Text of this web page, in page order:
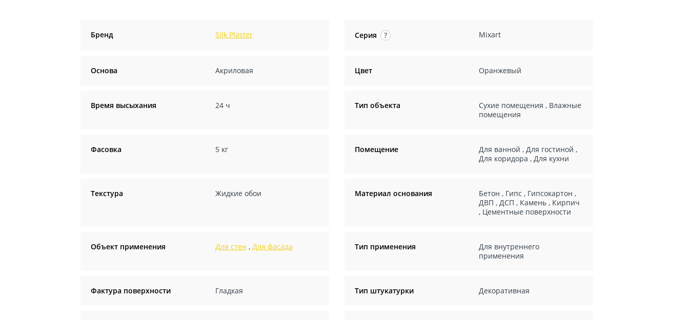
Бренд Silk Plaster Серия ? Mixart
Основа Акриловая Цвет Оранжевый
Время высыхания 24 ч Тип объекта Сухие помещения , Влажные
помещения
Фасовка 5 кг Помещение Для ванной ,Для гостиной ,
Для коридора ,Для кухни
Текстура Жидкие обои Материал основания Бетон , Гипс , Гипсокартон ,
ДВП ,ДСП , Камень , Кирпич
, Цементные поверхности
Объект применения Для стен , Для фасада Тип применения
Для внутреннего
применения
Фактура поверхности Гладкая Тип штукатурки Декоративная